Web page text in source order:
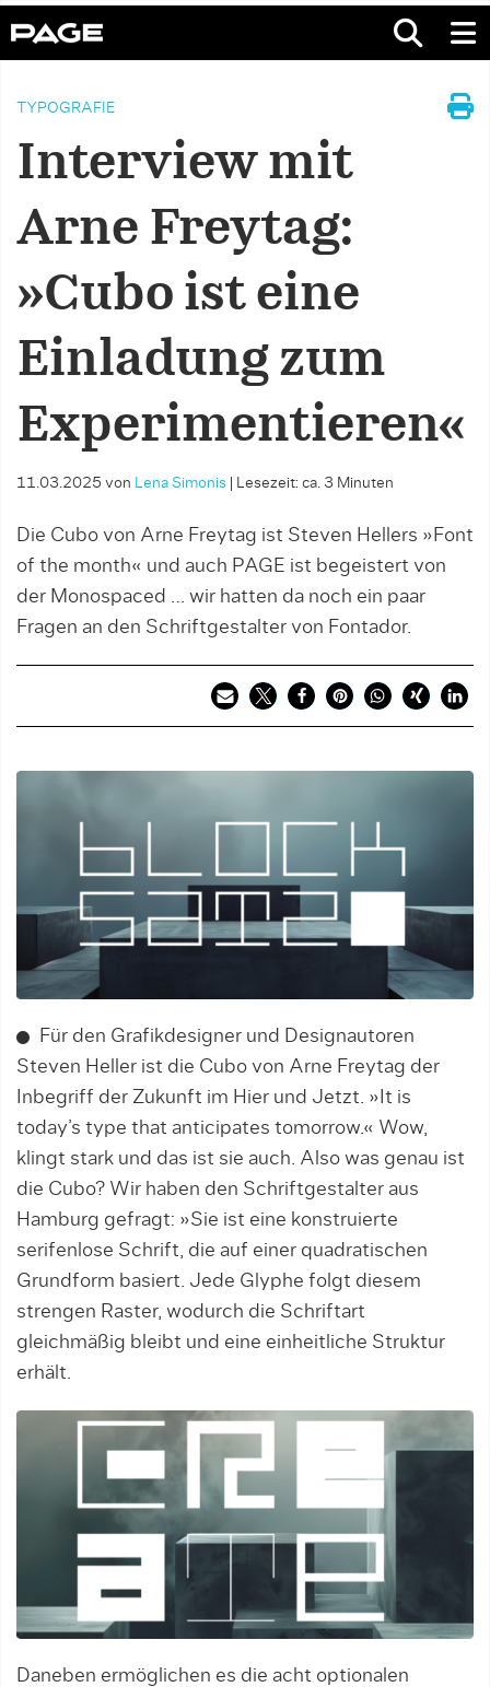
TYPOGRAFIE
Interview mit
Arne Freytag:
»Cubo ist eine
Einladung zum
Experimentieren«
11.03.2025 von Lena Simonis Lesezeit: ca. 3 Minuten
Die Cubo von Arne Freytag ist Steven Hellers »Font
of the month« und auch PAGE ist begeistert von
der Monospaced … wir hatten da noch ein paar
Fragen an den Schriftgestalter von Fontador.
Für den Grafikdesigner und Designautoren
Steven Heller ist die Cubo von Arne Freytag der
Inbegriff der Zukunft im Hier und Jetzt. »It is
today’s type that anticipates tomorrow.« Wow,
klingt stark und das ist sie auch. Also was genau ist
die Cubo? Wir haben den Schriftgestalter aus
Hamburg gefragt: »Sie ist eine konstruierte
serifenlose Schrift, die auf einer quadratischen
Grundform basiert. Jede Glyphe folgt diesem
strengen Raster, wodurch die Schriftart
gleichmäßig bleibt und eine einheitliche Struktur
erhält.
Daneben ermöglichen es die acht optionalen